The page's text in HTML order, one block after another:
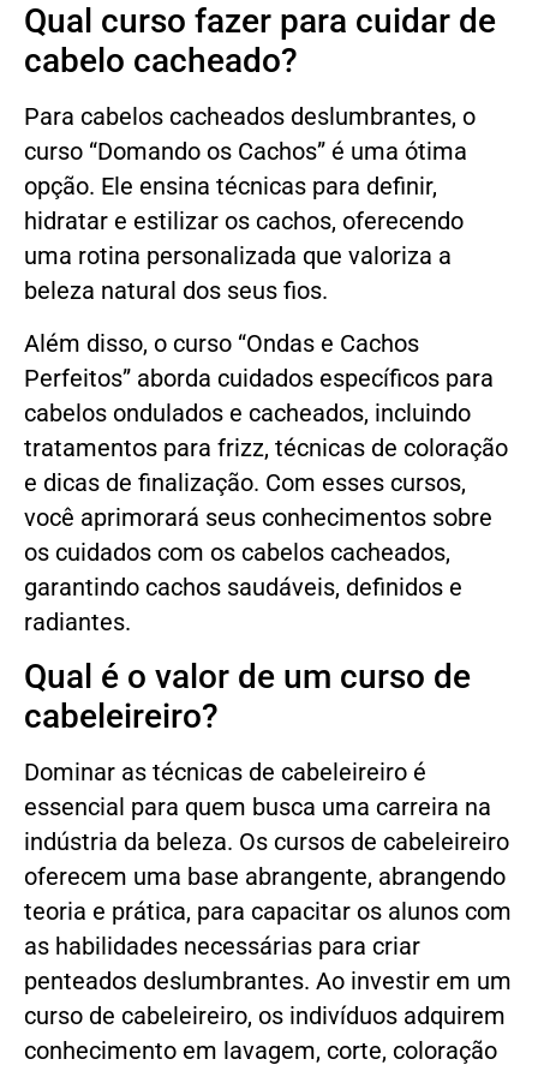
Qual curso fazer para cuidar de
cabelo cacheado?
Para cabelos cacheados deslumbrantes, o
curso “Domando os Cachos” é uma ótima
opção. Ele ensina técnicas para definir,
hidratar e estilizar os cachos, oferecendo
uma rotina personalizada que valoriza a
beleza natural dos seus fios.
Além disso, o curso “Ondas e Cachos
Perfeitos” aborda cuidados específicos para
cabelos ondulados e cacheados, incluindo
tratamentos para frizz, técnicas de coloração
e dicas de finalização. Com esses cursos,
você aprimorará seus conhecimentos sobre
os cuidados com os cabelos cacheados,
garantindo cachos saudáveis, definidos e
radiantes.
Qual é o valor de um curso de
cabeleireiro?
Dominar as técnicas de cabeleireiro é
essencial para quem busca uma carreira na
indústria da beleza. Os cursos de cabeleireiro
oferecem uma base abrangente, abrangendo
teoria e prática, para capacitar os alunos com
as habilidades necessárias para criar
penteados deslumbrantes. Ao investir em um
curso de cabeleireiro, os indivíduos adquirem
conhecimento em lavagem, corte, coloração